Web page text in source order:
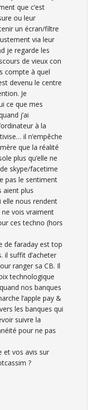
que c’est
ou leur
un écran/filtre
via leur
je regarde les
de vieux con
compte à quel
devenu le centre
Je
ce que mes
j’ai
à la
il n’empêche
que la réalité
plus qu’elle ne
skype/facetime
pas le sentiment
aient plus
elle nous rendent
ne vois vraiment
ces techno (hors
de faraday est top
il suffit d’acheter
ranger sa CB. Il
technologique
nos banques
l’apple pay &
les banques qui
suivre la
pour ne pas
et vos avis sur
?